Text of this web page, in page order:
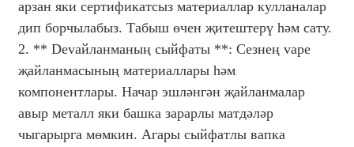
арзан яки сертификатсыз материаллар кулланалар
дип борчылабыз. Табыш өчен җитештерү һәм сату.
2. ** Devайланманың сыйфаты **: Сезнең vape
җайланмасының материаллары һәм
компонентлары. Начар эшләнгән җайланмалар
авыр металл яки башка зарарлы матдәләр
чыгарырга мөмкин. Aгары сыйфатлы вапка